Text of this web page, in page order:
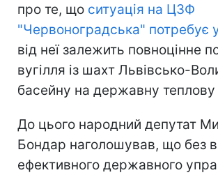
про те, що ситуація на ЦЗФ
"Червоноградська" потребує
від неї залежить повноцінне
вугілля із шахт Львівсько-
басейну на державну теплову
До цього народний депутат
Бондар наголошував, що без
ефективного державного